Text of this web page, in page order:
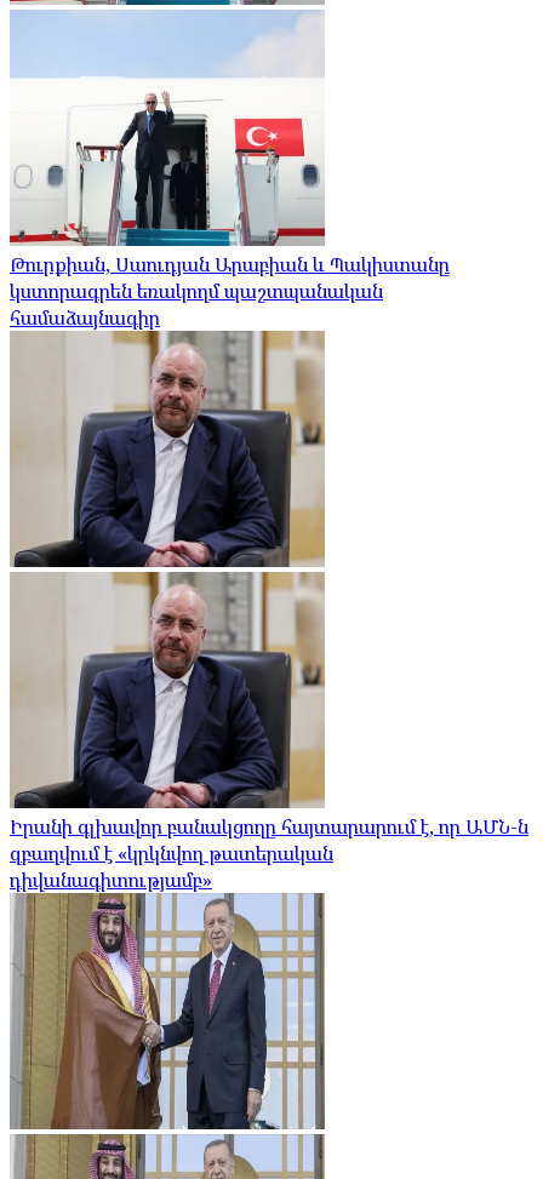
Թուրքիան, Սաուդյան Արաբիան և Պակիստանը
կստորագրեն եռակողմ պաշտպանական
համաձայնագիր
Իրանի գլխավոր բանակցողը հայտարարում է, որ ԱՄՆ-ն
զբաղվում է «կրկնվող թատերական
դիվանագիտությամբ»